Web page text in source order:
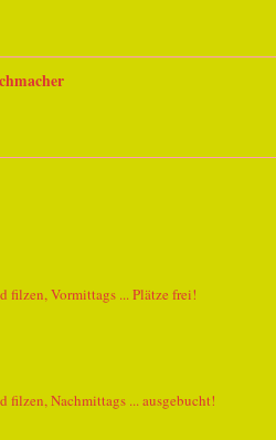
filzen, Vormittags ... Plätze frei!
filzen, Nachmittags ... ausgebucht!